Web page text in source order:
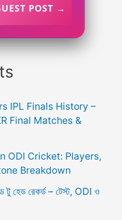
POST →
IPL Finals History –
Final Matches &
ODI Cricket: Players,
Breakdown
টু হেড রেকর্ড – টেস্ট, ODI ও